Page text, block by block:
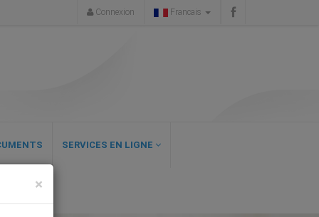
Connexion Francais
SERVICES EN LIGNE
×